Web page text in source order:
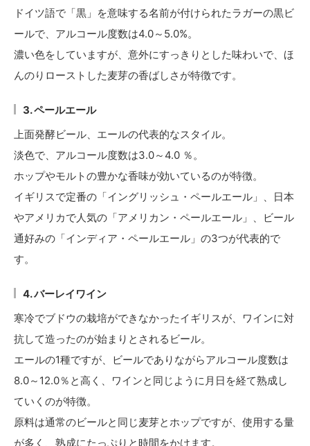
ドイツ語で「黒」を意味する名前が付けられたラガーの黒ビ
ールで、アルコール度数は4.0～5.0%。
濃い色をしていますが、意外にすっきりとした味わいで、ほ
んのりローストした麦芽の香ばしさが特徴です。
3. ペールエール
上面発酵ビール、エールの代表的なスタイル。
淡色で、アルコール度数は3.0～4.0 ％。
ホップやモルトの豊かな香味が効いているのが特徴。
イギリスで定番の「イングリッシュ・ペールエール」、日本
やアメリカで人気の「アメリカン・ペールエール」、ビール
通好みの「インディア・ペールエール」の3つが代表的で
す。
4. バーレイワイン
寒冷でブドウの栽培ができなかったイギリスが、ワインに対
抗して造ったのが始まりとされるビール。
エールの1種ですが、ビールでありながらアルコール度数は
8.0～12.0％と高く、ワインと同じように月日を経て熟成し
ていくのが特徴。
原料は通常のビールと同じ麦芽とホップですが、使用する量
が多く、熟成にたっぷりと時間をかけます。